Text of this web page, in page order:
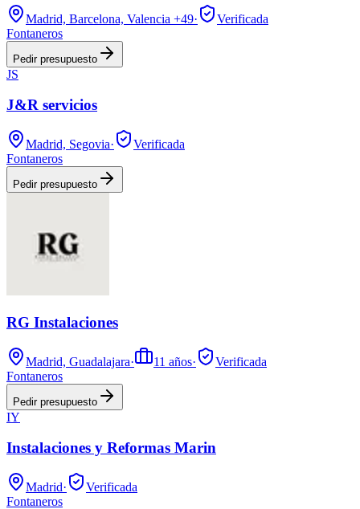
Madrid, Barcelona, Valencia +49·
Verificada
Fontaneros
Pedir presupuesto
JS
J&R servicios
Madrid, Segovia·
Verificada
Fontaneros
Pedir presupuesto
RG Instalaciones
Madrid, Guadalajara· 11 años·
Verificada
Fontaneros
Pedir presupuesto
IY
Instalaciones y Reformas Marin
Madrid·
Verificada
Fontaneros